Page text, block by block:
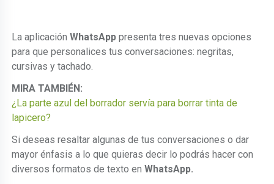
La aplicaciónWhatsApp presenta tres nuevas opciones
para que personalices tus conversaciones: negritas,
cursivas y tachado.
MIRA TAMBIÉN:
¿La parte azul del borrador servía para borrar tinta de
lapicero?
Si deseas resaltar algunas de tus conversaciones o dar
mayor énfasis a lo que quieras decir lo podrás hacer con
diversos formatos de texto enWhatsApp.